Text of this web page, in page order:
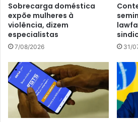
Sobrecarga doméstica
expõe mulheres à
violência, dizem
especialistas
7/08/2026 31/